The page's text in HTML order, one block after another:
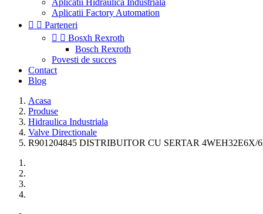
Aplicatii Hidraulica Industriala
Aplicatii Factory Automation
  Parteneri
  Bosxh Rexroth
Bosch Rexroth
Povesti de succes
Contact
Blog
Acasa
Produse
Hidraulica Industriala
Valve Directionale
R901204845 DISTRIBUITOR CU SERTAR 4WEH32E6X/